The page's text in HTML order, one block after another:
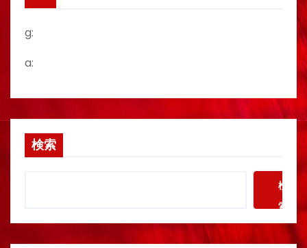
g:
a:
検索
検
索